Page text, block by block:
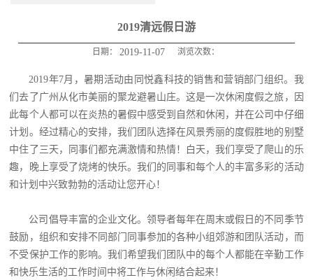
2019清远假日游
日期： 2019-11-07 浏览次数：
2019年7月，暑期活动由同悦鑫科技的销售和营销部门组织。我
们去了广州从化市美丽的聚龙避暑山庄。这是一次休闲度假之旅，因
此每个人都可以在炎热的暑假中感受到自然和休闲，并在公司中仔细
计划。经过精心的安排，我们团队选择在风景秀丽的度假胜地的别墅
中住了三天，同事们都充满激情和热情！白天，我们享受了爬山的乐
趣，晚上享受了烧烤的快乐。我们的同事和每个人的丰富多彩的活动
和计划中兴致勃勃的活动让您开心！
公司倡导丰富的企业文化。领导者每年在周末或假日的不同季节
鼓励，组织和安排不同部门同事参加的各种小组郊游和团队活动，而
不受保护工作的影响。我们希望我们团队中的每个人都能在辛勤工作
和快乐生活的工作时间中将工作与休闲结合起来！